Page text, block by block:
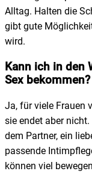
Alltag. Halten die
gibt gute
wird.
Kann ich in den
Sex bekommen?
Ja, für viele Frauen
sie endet aber
dem Partner, ein
passende
können viel